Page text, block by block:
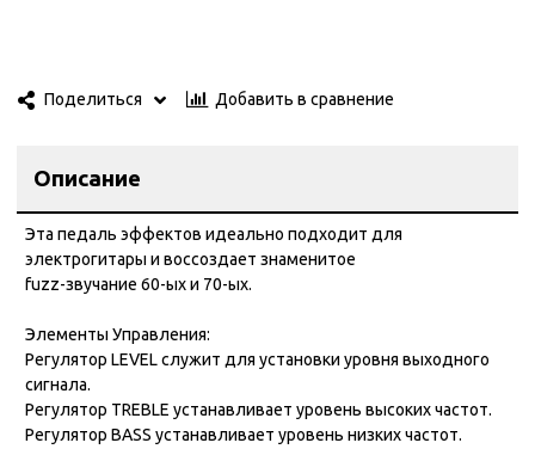
Поделиться Добавить в сравнение
Описание
Эта педаль эффектов идеально подходит для
электрогитары и воссоздает знаменитое
fuzz-звучание 60-ых и 70-ых.
Элементы Управления:
Регулятор LEVEL служит для установки уровня выходного
сигнала.
Регулятор TREBLE устанавливает уровень высоких частот.
Регулятор BASS устанавливает уровень низких частот.